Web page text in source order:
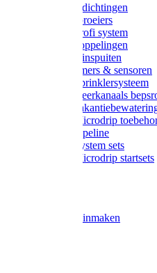
Gardena afdichtingen
Gardena sproeiers
Gardena Profi system
Gardena koppelingen
Gardena tuinspuiten
Gardena timers & sensoren
Gardena Sprinklersysteem
Gardena meerkanaals
Gardena
Gardena Microdrip
Gardena Pipeline
Gardena System sets
Gardena Microdrip startsets
Wecken & inmaken